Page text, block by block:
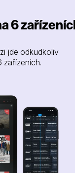
6
jde odkudkoliv
zařízeních.